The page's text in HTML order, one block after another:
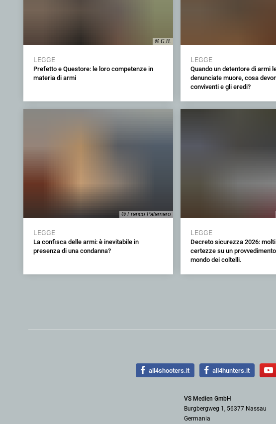
© G.B.
LEGGE
Prefetto e Questore: le loro competenze in
materia di armi
LEGGE
Quando un detentore di armi
denunciate muore, cosa
conviventi e gli eredi?
© Franco Palamaro
LEGGE
La confisca delle armi: è inevitabile in
presenza di una condanna?
LEGGE
Decreto sicurezza 2026:
certezze su un
mondo dei coltelli.
all4shooters.it all4hunters.it
VS Medien GmbH
Burgbergweg 1, 56377 Nassau
Germania